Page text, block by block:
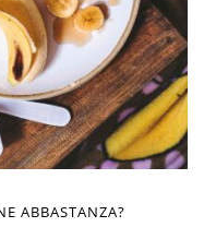
ABBASTANZA?